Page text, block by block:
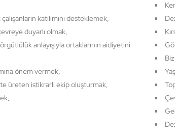
katılımını desteklemek,
duyarlı olmak,
anlayışıyla ortaklarının aidiyetini
önem vermek,
üreten istikrarlı ekip oluşturmak,